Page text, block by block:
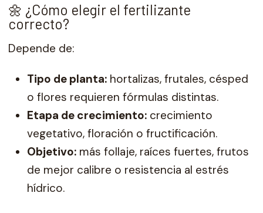
🌼 ¿Cómo elegir el fertilizante
correcto?
Depende de:
Tipo de planta: hortalizas, frutales, césped
o flores requieren fórmulas distintas.
Etapa de crecimiento: crecimiento
vegetativo, floración o fructificación.
Objetivo: más follaje, raíces fuertes, frutos
de mejor calibre o resistencia al estrés
hídrico.